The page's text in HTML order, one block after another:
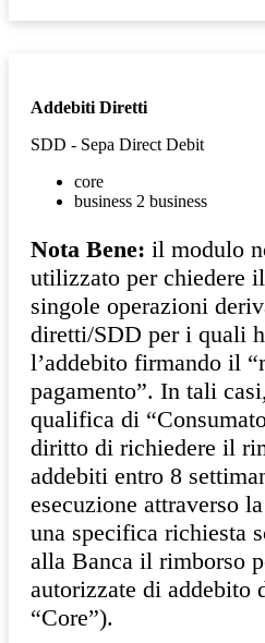
Addebiti Diretti
SDD - Sepa Direct Debit
core
business 2 business
Nota Bene: il modulo
utilizzato per chiedere
singole operazioni
diretti/SDD per i quali
l’addebito firmando il
pagamento”. In tali
qualifica di
diritto di richiedere il
addebiti entro 8
esecuzione attraverso
una specifica richiesta
alla Banca il rimborso
autorizzate di addebito
“Core”).